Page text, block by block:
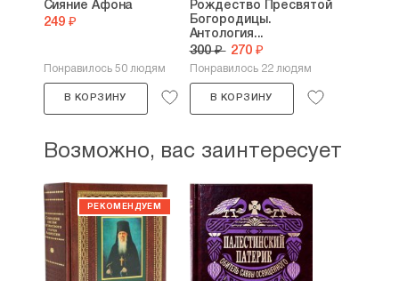
Сияние Афона
249 ₽
Понравилось 50 людям
В КОРЗИНУ
Рождество Пресвятой
Богородицы.
Антология...
300 ₽ 270 ₽
Понравилось 22 людям
В КОРЗИНУ
Возможно, вас заинтересует